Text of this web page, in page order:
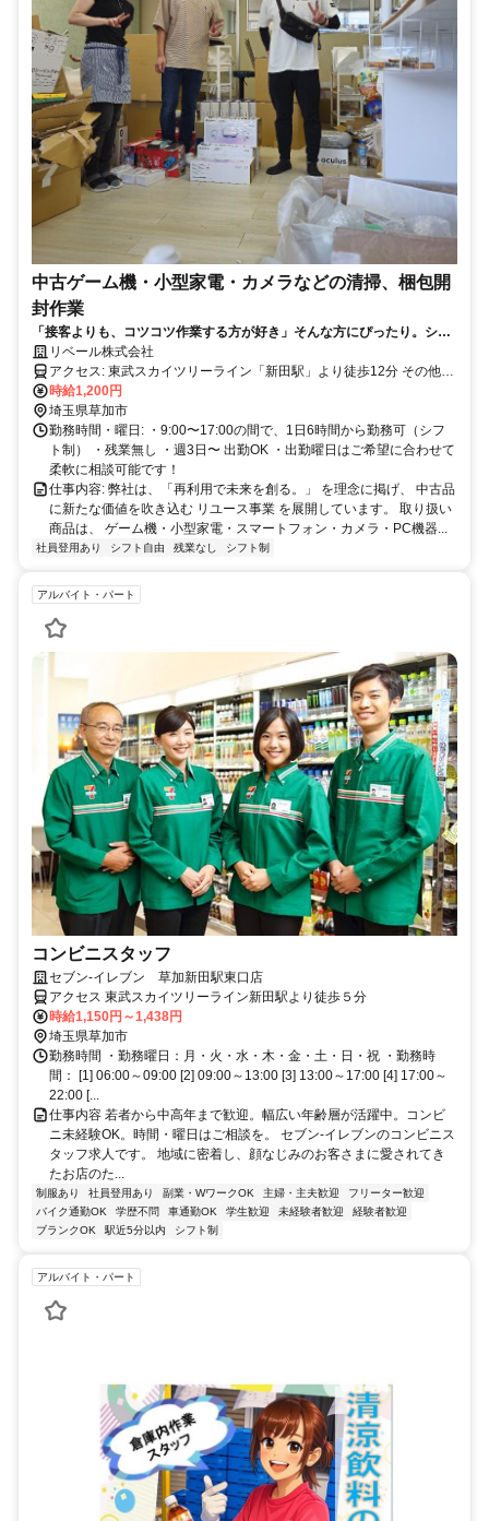
中古ゲーム機・小型家電・カメラなどの清掃、梱包開
封作業
「接客よりも、コツコツ作業する方が好き」そんな方にぴったり。シフ
ト制・フルタイム歓迎の、落ち着いて働ける職場です。
リベール株式会社
アクセス: 東武スカイツリーライン「新田駅」より徒歩12分 その他の
交通手段：自転車通勤(駐輪場完備)
時給1,200円
埼玉県草加市
勤務時間・曜日: ・9:00〜17:00の間で、1日6時間から勤務可（シフ
ト制） ・残業無し ・週3日〜 出勤OK ・出勤曜日はご希望に合わせて
柔軟に相談可能です！
仕事内容: 弊社は、「再利用で未来を創る。」 を理念に掲げ、 中古品
に新たな価値を吹き込む リユース事業 を展開しています。 取り扱い
商品は、 ゲーム機・小型家電・スマートフォン・カメラ・PC機器...
社員登用あり シフト自由 残業なし シフト制
アルバイト・パート
コンビニスタッフ
セブン-イレブン 草加新田駅東口店
アクセス 東武スカイツリーライン新田駅より徒歩５分
時給1,150円～1,438円
埼玉県草加市
勤務時間 ・勤務曜日：月・火・水・木・金・土・日・祝 ・勤務時
間： [1] 06:00～09:00 [2] 09:00～13:00 [3] 13:00～17:00 [4] 17:00～
22:00 [...
仕事内容 若者から中高年まで歓迎。幅広い年齢層が活躍中。コンビ
ニ未経験OK。時間・曜日はご相談を。 セブン-イレブンのコンビニス
タッフ求人です。 地域に密着し、顔なじみのお客さまに愛されてき
たお店のた...
制服あり 社員登用あり 副業・WワークOK 主婦・主夫歓迎
フリーター歓迎
バイク通勤OK
学歴不問 車通勤OK 学生歓迎 未経験者歓迎
経験者歓迎
ブランクOK
駅近5分以内 シフト制
アルバイト・パート